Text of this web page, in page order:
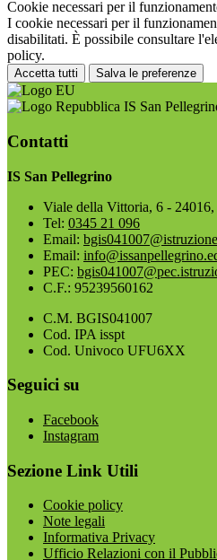
Cookie necessari per il
I cookie necessari per il
disabilitati. È possibile consultare
policy.
Accetta tutti Salva le preferenze
IS San
Contatti
IS San Pellegrino
Viale della Vittoria, 6 - 24016,
Tel: 0345 21 096
Email:
Email:
PEC:
C.F.: 95239560162
C.M. BGIS041007
Cod. IPA isspt
Cod. Univoco UFU6XX
Seguici su
Facebook
Instagram
Sezione Link Utili
Cookie policy
Note legali
Informativa Privacy
Ufficio Relazioni con il